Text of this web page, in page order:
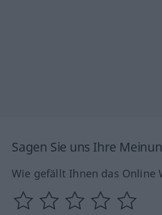
Sagen Sie uns Ihre
Wie gefällt Ihnen das Online